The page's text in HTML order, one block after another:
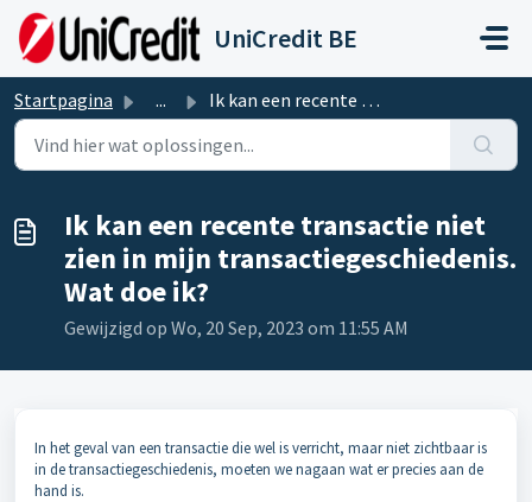
Doorgaan naar hoofdinhoud
UniCredit BE
Startpagina ... Ik kan een recente transactie niet zien in mijn transacti...
Ik kan een recente transactie niet
zien in mijn transactiegeschiedenis.
Wat doe ik?
Gewijzigd op Wo, 20 Sep, 2023 om 11:55 AM
In het geval van een transactie die wel is verricht, maar niet zichtbaar is
in de transactiegeschiedenis, moeten we nagaan wat er precies aan de
hand is.